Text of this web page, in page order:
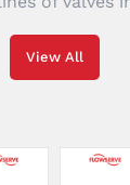
View All